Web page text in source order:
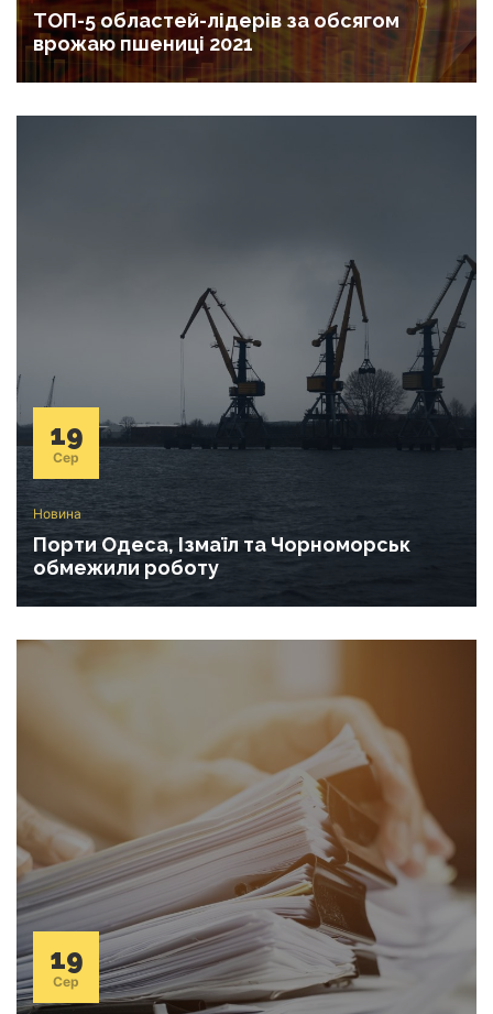
ТОП-5 областей-лідерів за обсягом
врожаю пшениці 2021
19
Сер
Новина
Порти Одеса, Ізмаїл та Чорноморськ
обмежили роботу
19
Сер